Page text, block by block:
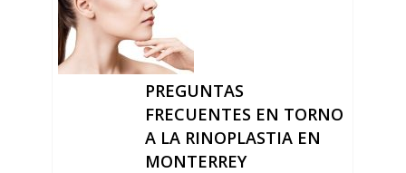
PREGUNTAS
FRECUENTES EN TORNO
A LA RINOPLASTIA EN
MONTERREY